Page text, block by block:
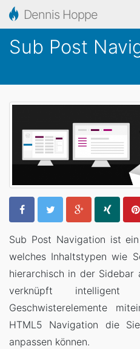
Dennis Hoppe
Sub Post
Sub Post Navigation ist
welches Inhaltstypen wie
hierarchisch in der Sidebar
verknüpft
Geschwisterelemente
HTML5 Navigation die
anpassen können.